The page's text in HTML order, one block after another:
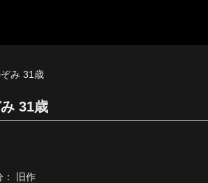
み 31歳
31歳
： 旧作